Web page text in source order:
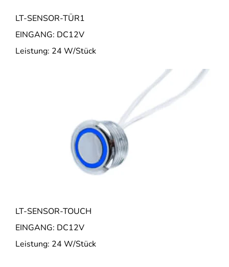
LT-SENSOR-TÜR1
EINGANG: DC12V
Leistung: 24 W/Stück
LT-SENSOR-TOUCH
EINGANG: DC12V
Leistung: 24 W/Stück